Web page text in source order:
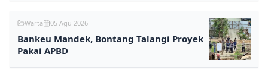
Warta 05 Agu 2026
Bankeu Mandek, Bontang Talangi Proyek
Pakai APBD